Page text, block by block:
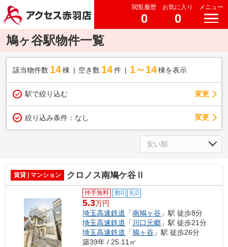
閲覧履歴
0
お気に入り
0
メニュー
鳩ヶ谷駅物件一覧
該当物件数 14棟 空き数 14 件 1～14 棟を表示
駅で絞り込む 変更
絞り込み条件： なし 変更
賃貸 | マンション クロノス南鳩ケ谷Ⅱ
仲手無料 敷0 礼0
5.3万円
埼玉高速鉄道 「南鳩ヶ谷 」駅 徒歩8分
埼玉高速鉄道 「 川口元郷 」駅 徒歩21分
埼玉高速鉄道 「鳩ヶ谷 」駅 徒歩26分
築39年 / 25.11㎡